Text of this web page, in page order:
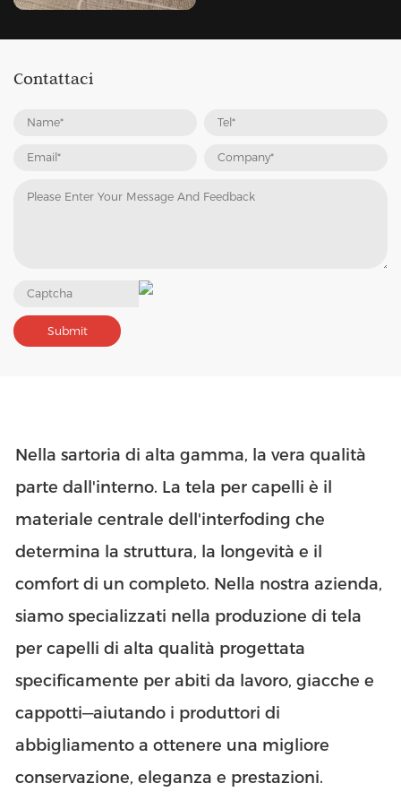
Contattaci
Nella sartoria di alta gamma, la vera qualità
parte dall'interno. La tela per capelli è il
materiale centrale dell'interfoding che
determina la struttura, la longevità e il
comfort di un completo. Nella nostra azienda,
siamo specializzati nella produzione di tela
per capelli di alta qualità progettata
specificamente per abiti da lavoro, giacche e
cappotti—aiutando i produttori di
abbigliamento a ottenere una migliore
conservazione, eleganza e prestazioni.